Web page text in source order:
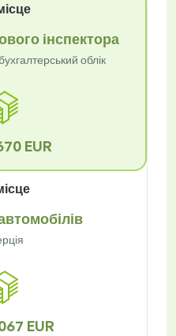
інспектора
облік
EUR
EUR